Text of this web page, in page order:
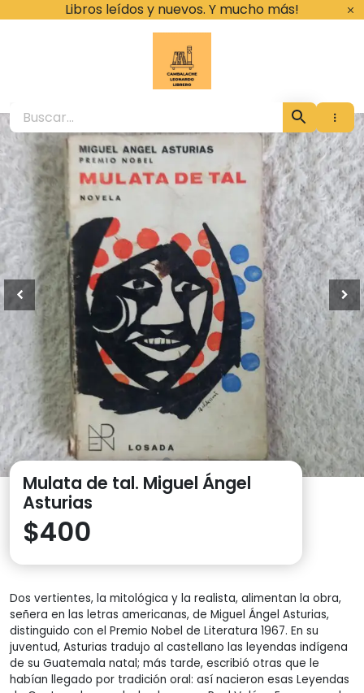
Libros leídos y nuevos. Y mucho más!
Cambalache
Mulata de tal. Miguel Ángel
Asturias
$400
Dos vertientes, la mitológica y la realista, alimentan la obra,
señera en las letras americanas, de Miguel Ángel Asturias,
distinguido con el Premio Nobel de Literatura 1967. En su
juventud, Asturias tradujo al castellano las leyendas indígena
de su Guatemala natal; más tarde, escribió otras que le
habían llegado por tradición oral: así nacieron esas Leyendas